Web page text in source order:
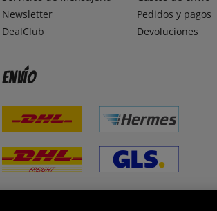
Newsletter
DealClub
Pedidos y pagos
Devoluciones
Envío